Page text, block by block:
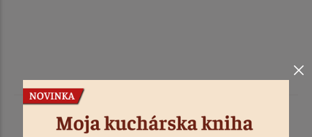
Podobné produkty